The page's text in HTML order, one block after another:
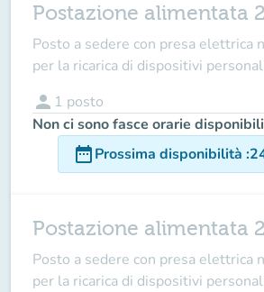
Postazione alimentata
Posto a sedere con presa elettrica
per la ricarica di dispositivi
person 1 posto
Non ci sono fasce orarie
date_rangeProssima disponibilità :
Postazione alimentata
Posto a sedere con presa elettrica
per la ricarica di dispositivi